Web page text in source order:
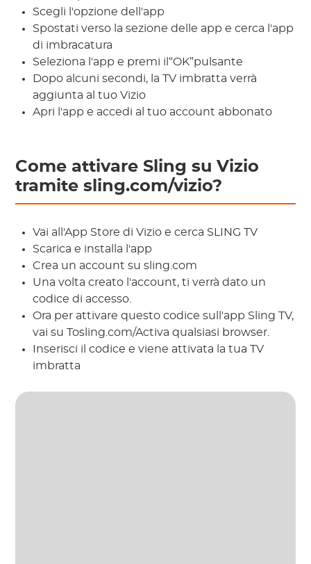
Scegli l'opzione dell'app
Spostati verso la sezione delle app e cerca l'app
di imbracatura
Seleziona l'app e premi il“OK”pulsante
Dopo alcuni secondi, la TV imbratta verrà
aggiunta al tuo Vizio
Apri l'app e accedi al tuo account abbonato
Come attivare Sling su Vizio
tramite sling.com/vizio?
Vai all'App Store di Vizio e cerca SLING TV
Scarica e installa l'app
Crea un account su sling.com
Una volta creato l'account, ti verrà dato un
codice di accesso.
Ora per attivare questo codice sull'app Sling TV,
vai su Tosling.com/Activa qualsiasi browser.
Inserisci il codice e viene attivata la tua TV
imbratta